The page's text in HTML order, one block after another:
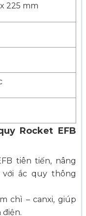
225 mm
Rocket EFB
tiên tiến, nâng
với ắc quy thông
chì – canxi, giúp
điện.